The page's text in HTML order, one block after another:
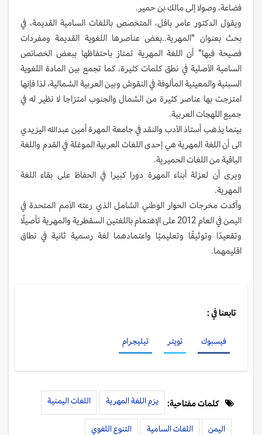
فضاعة، وصولا إلى مالك بن حمير.
ويقول الدكتور عامر بافل، المتخصص باللغات السامية القديمة، في
بحث بعنوان "المهرية..بعض عناصرها اللغوية القديمة ومفردات
فصيحة فيها" أن اللغة المهرية تمتاز باحتفاظها ببعض الخصائص
السامية الأصلية في نطق كلمات كثيرة، كما تجمع بين المادة اللغوية
السبئية والمعينية المألوفة في النقوش وبين العربية الشمالية، لذا فإنها
امتزجت بها عناصر كثيرة من الشمال والجنوب امتزاجا لا نظير له في
جميع اللهجات العربية.
بينما يذهب أستاذ الأدب والنقد في جامعة المهرة أمين عبدالله اليزيدي
الى أن اللغة المهرية هي إحدى اللغات العربية الموغلة في القدم واللغة
الباقية من ‎اللغات الحميرية.
ويرى أن لعزلة أبناء المهرة دورا كبيرا في الحفاظ على بقاء اللغة
المهرية.
وأكدت مخرجات الحوار الوطني الشامل الذي رعته الأمم المتحدة في
اليمن في العام 2012 على الإهتمام باللغتين السقطرية والمهرية تأصيلًا
وتقعيدًا وتوثيقًا وتعليميًا واعتمادهما لغة رسمية ثانية في نطاق
اقليمهما.
تابعنا في :
فيسبوك تويتر تيليجرام
كلمات مفتاحية: يزم اللغة المهرية اللغات اليمنية
اليمن اللغات السامية التنوع اللغوي